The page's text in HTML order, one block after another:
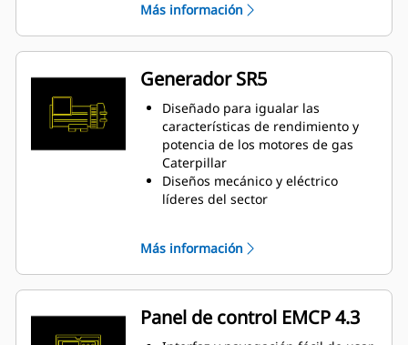
Sistema de combustión de cámara
abierta simple que garantiza
fiabilidad y flexibilidad de
combustible
Tecnología de vanguardia en el
sistema de encendido y control de
la relación de aire/combustible
para reducir las emisiones y
mejorar la eficiencia del motor
Un modo de control electrónico
gestiona todas las funciones del
aire/combustible y protección del
motor
Más información
Generador SR5
Diseñado para igualar las
características de rendimiento y
potencia de los motores de gas
Caterpillar
Diseños mecánico y eléctrico
líderes del sector
Más información
Panel de control EMCP 4.3